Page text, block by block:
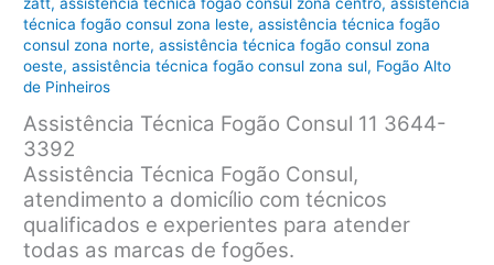
técnica fogão consul zona leste,assistência técnica fogão
consul zona norte,assistência técnica fogão consul zona
oeste,assistência técnica fogão consul zona sul, Fogão Alto
de Pinheiros
Assistência Técnica Fogão Consul 11 3644-
3392
Assistência Técnica Fogão Consul,
atendimento a domicílio com técnicos
qualificados e experientes para atender
todas as marcas de fogões.